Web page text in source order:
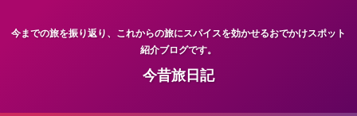
今までの旅を振り返り、これからの旅にスパイスを効かせるおでかけスポット
紹介ブログです。
今昔旅日記